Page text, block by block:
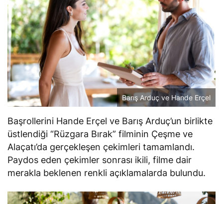
Barış Arduç ve Hande Erçel
Başrollerini Hande Erçel ve Barış Arduç’un birlikte
üstlendiği “Rüzgara Bırak” filminin Çeşme ve
Alaçatı’da gerçekleşen çekimleri tamamlandı.
Paydos eden çekimler sonrası ikili, filme dair
merakla beklenen renkli açıklamalarda bulundu.